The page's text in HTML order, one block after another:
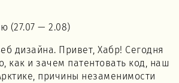
(27.07 — 2.08)
дизайна. Привет, Хабр! Сегодня
как и зачем патентовать код, наш
причины незаменимости